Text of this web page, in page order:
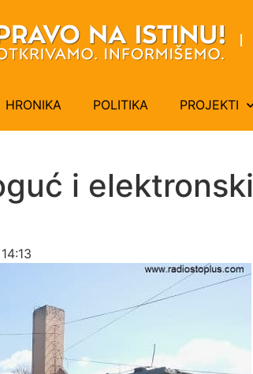
HRONIKA POLITIKA PROJEKTI
i elektronski
14:13